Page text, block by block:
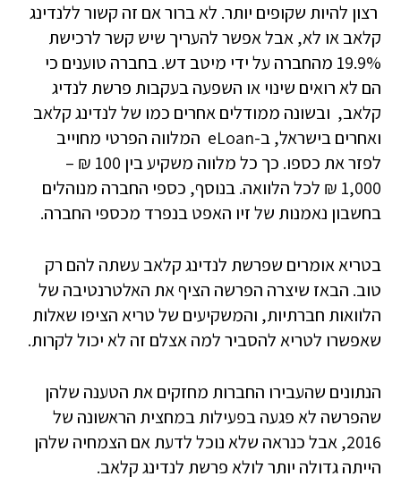
רצון להיות שקופים יותר. לא ברור אם זה קשור ללנדינג
קלאב או לא, אבל אפשר להעריך שיש קשר לרכישת
19.9% מהחברה על ידי מיטב דש. בחברה טוענים כי
הם לא רואים שינוי או השפעה בעקבות פרשת לנדיג
קלאב, ובשונה ממודלים אחרים כמו של לנדינג קלאב
ואחרים בישראל, ב-eLoan המלווה הפרטי מחוייב
לפזר את כספו. כך כל מלווה משקיע בין 100 ₪ –
1,000 ₪ לכל הלוואה. בנוסף, כספי החברה מנוהלים
בחשבון נאמנות של זיו האפט בנפרד מכספי החברה.
בטריא אומרים שפרשת לנדינג קלאב עשתה להם רק
טוב. הבאז שיצרה הפרשה הציף את האלטרנטיבה של
הלוואות חברתיות, והמשקיעים של טריא הציפו שאלות
שאפשרו לטריא להסביר למה אצלם זה לא יכול לקרות.
הנתונים שהעבירו החברות מחזקים את הטענה שלהן
שהפרשה לא פגעה בפעילות במחצית הראשונה של
2016, אבל כנראה שלא נוכל לדעת אם הצמחיה שלהן
הייתה גדולה יותר לולא פרשת לנדינג קלאב.